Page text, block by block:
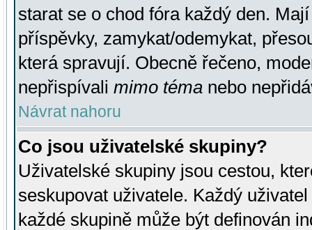
starat se o chod fóra každý den.
příspěvky, zamykat/odemykat,
která spravují. Obecně řečeno,
nepřispívali mimo téma nebo
Návrat nahoru
Co jsou uživatelské skupiny?
Uživatelské skupiny jsou cestou,
seskupovat uživatele. Každý
každé skupině může být definován